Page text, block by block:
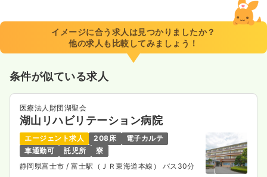
8:30～17:00 （休憩60分）
担当業務未経験可
ブランク可 時給1,800円以上可
気になる
日勤のみ（常勤）
給与 21.0〜35.0 万円/月 賞与3回
※一例
イメージに合う求人は見つかりましたか？
他の求人も比較してみましょう！
条件が似ている求人
医療法人財団湖聖会
湖山リハビリテーション病院
エージェント求人 208床
電子カルテ
車通勤可
託児所
寮
静岡県富士市/ 富士駅（ＪＲ東海道本線） バス30分